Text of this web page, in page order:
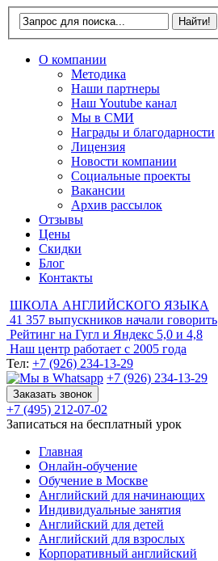
О компании
Методика
Наши партнеры
Наш Youtube канал
Мы в СМИ
Награды и благодарности
Лицензия
Новости компании
Социальные проекты
Вакансии
Архив рассылок
Отзывы
Цены
Скидки
Блог
Контакты
ШКОЛА АНГЛИЙСКОГО ЯЗЫКА
41 357 выпускников начали говорить
Рейтинг на Гугл и Яндекс 5,0 и 4,8
Наш центр работает с 2005 года
Тел: +7 (926) 234-13-29
+7 (926) 234-13-29
Заказать звонок
+7 (495) 212-07-02
Записаться на бесплатный урок
Главная
Онлайн-обучение
Обучение в Москве
Английский для начинающих
Индивидуальные занятия
Английский для детей
Английский для взрослых
Корпоративный английский